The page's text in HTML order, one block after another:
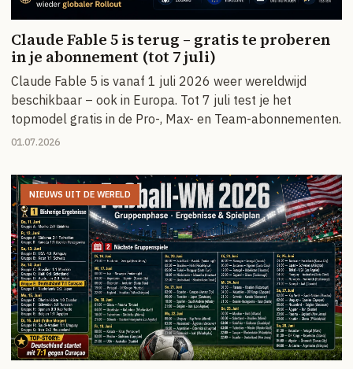
Claude Fable 5 is terug – gratis te proberen
in je abonnement (tot 7 juli)
Claude Fable 5 is vanaf 1 juli 2026 weer wereldwijd
beschikbaar – ook in Europa. Tot 7 juli test je het
topmodel gratis in de Pro-, Max- en Team-abonnementen.
01.07.2026
NIEUWS UIT DE WERELD